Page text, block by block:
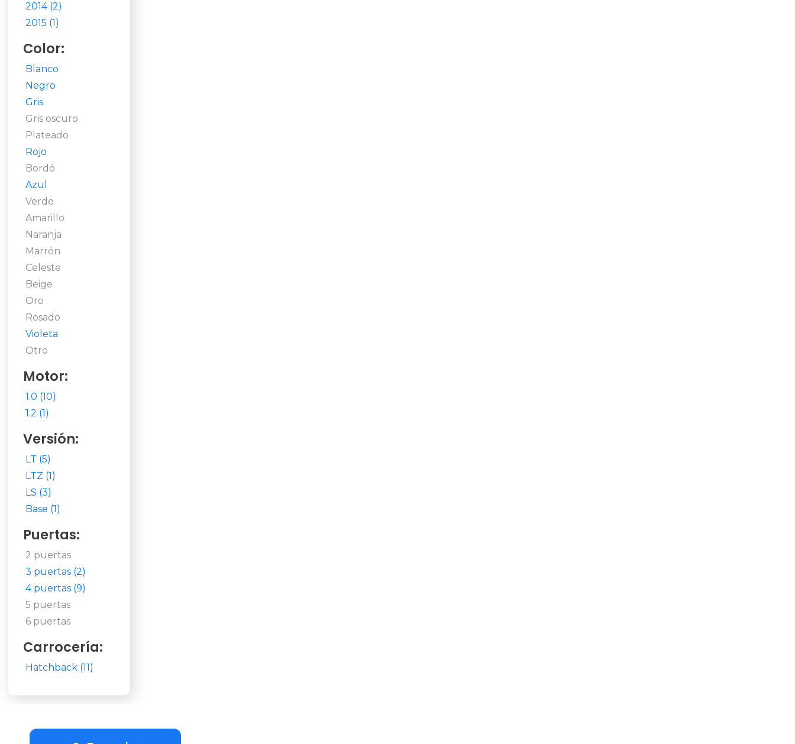
2014 (2)
2015 (1)
Color:
Blanco
Negro
Gris
Gris oscuro
Plateado
Rojo
Bordó
Azul
Verde
Amarillo
Naranja
Marrón
Celeste
Beige
Oro
Rosado
Violeta
Otro
Motor:
1.0 (10)
1.2 (1)
Versión:
LT (5)
LTZ (1)
LS (3)
Base (1)
Puertas:
2 puertas
3 puertas (2)
4 puertas (9)
5 puertas
6 puertas
Carrocería:
Hatchback (11)